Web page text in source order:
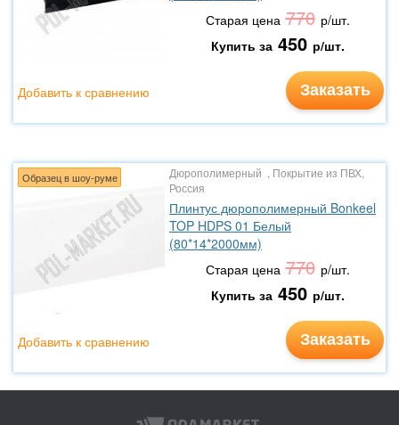
Старая цена 770 р/шт.
Купить за 450 р/шт.
Заказать
Добавить к сравнению
Образец в шоу-руме
Дюрополимерный , Покрытие из ПВХ,
Россия
Плинтус дюрополимерный Bonkeel
TOP HDPS 01 Белый
(80*14*2000мм)
Старая цена 770 р/шт.
Купить за 450 р/шт.
Заказать
Добавить к сравнению